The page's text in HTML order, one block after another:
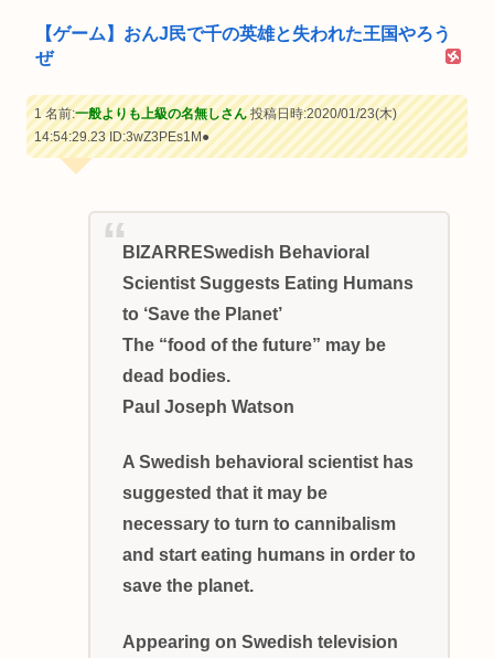
【ゲーム】おんJ民で千の英雄と失われた王国やろう
ぜ
1 名前:一般よりも上級の名無しさん投稿日時:2020/01/23(木)
14:54:29.23ID:3wZ3PEs1M●
BIZARRESwedish Behavioral
Scientist Suggests Eating Humans
to ‘Save the Planet’
The “food of the future” may be
dead bodies.
Paul Joseph Watson
A Swedish behavioral scientist has
suggested that it may be
necessary to turn to cannibalism
and start eating humans in order to
save the planet.
Appearing on Swedish television